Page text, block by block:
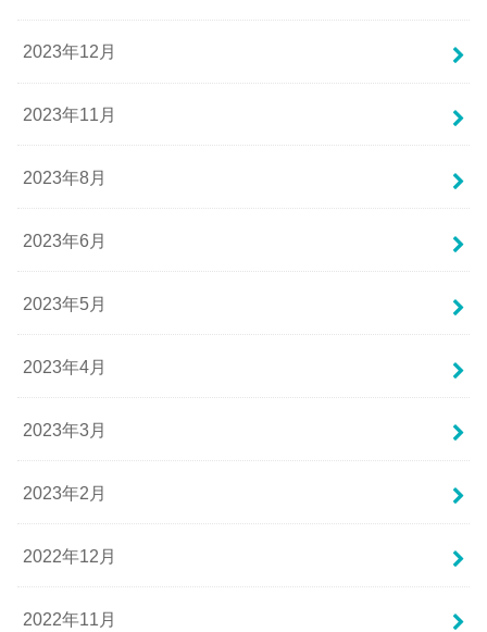
2023年12月
2023年11月
2023年8月
2023年6月
2023年5月
2023年4月
2023年3月
2023年2月
2022年12月
2022年11月